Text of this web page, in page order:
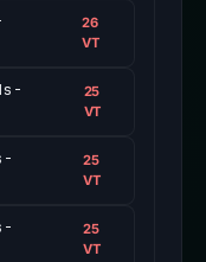
26
VT
25
VT
25
VT
25
VT